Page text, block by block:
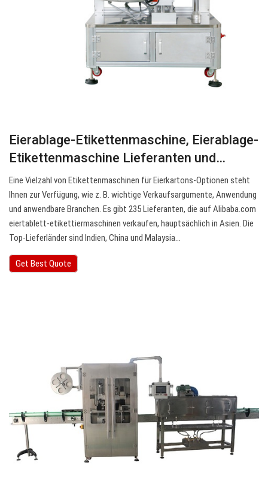
Eierablage-Etikettenmaschine, Eierablage-
Etikettenmaschine Lieferanten und…
Eine Vielzahl von Etikettenmaschinen für Eierkartons-Optionen steht
Ihnen zur Verfügung, wie z. B. wichtige Verkaufsargumente, Anwendung
und anwendbare Branchen. Es gibt 235 Lieferanten, die auf Alibaba.com
eiertablett-etikettiermaschinen verkaufen, hauptsächlich in Asien. Die
Top-Lieferländer sind Indien, China und Malaysia…
Get Best Quote